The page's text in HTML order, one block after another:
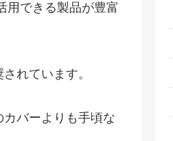
用できる製品が豊富
れています。
バーよりも手頃な